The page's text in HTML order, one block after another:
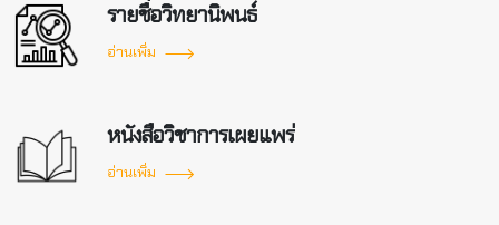
รายชื่อวิทยานิพนธ์
อ่านเพิ่ม
หนังสือวิชาการเผยแพร่
อ่านเพิ่ม